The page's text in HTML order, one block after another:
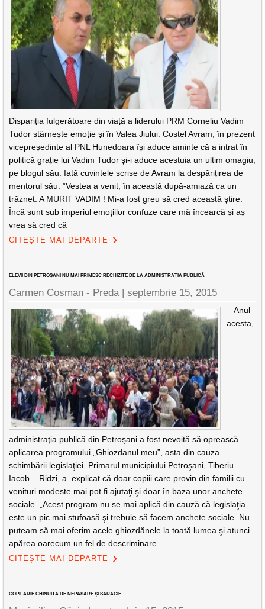
Dispariția fulgerătoare din viață a liderului PRM Corneliu Vadim
Tudor stârnește emoție și în Valea Jiului. Costel Avram, în prezent
vicepreședinte al PNL Hunedoara își aduce aminte că a intrat în
politică grație lui Vadim Tudor și-i aduce acestuia un ultim omagiu,
pe blogul său. Iată cuvintele scrise de Avram la despărițirea de
mentorul său: ”Vestea a venit, în această după-amiază ca un
trăznet: A MURIT VADIM ! Mi-a fost greu să cred această știre.
Încă sunt sub imperiul emoțiilor confuze care mă încearcă și aș
vrea să cred că
CITEȘTE MAI DEPARTE
ELEVII DIN PETROŞANI NU MAI PRIMESC RECHIZITE DE LA ADMINISTRAŢIA PUBLICĂ
Carmen Cosman - Preda |septembrie 15, 2015
Anul
acesta,
administraţia publică din Petroşani a fost nevoită să oprească
aplicarea programului „Ghiozdanul meu”, asta din cauza
schimbării legislaţiei. Primarul municipiului Petroşani, Tiberiu
Iacob – Ridzi, a explicat că doar copiii care provin din familii cu
venituri modeste mai pot fi ajutaţi şi doar în baza unor anchete
sociale. „Acest program nu se mai aplică din cauză că legislaţia
este un pic mai stufoasă şi trebuie să facem anchete sociale. Nu
puteam să mai oferim acele ghiozdănele la toată lumea şi atunci
apărea oarecum un fel de descriminare
CITEȘTE MAI DEPARTE
COPILĂRIE CHINUITĂ DE NEPĂSARE ŞI SĂRĂCIE